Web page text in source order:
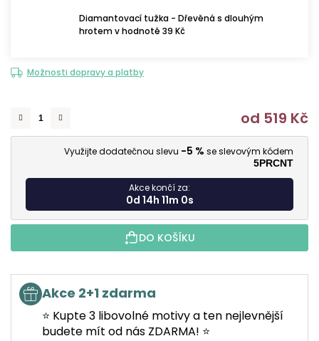
Diamantovací tužka - Dřevěná s dlouhým
hrotem v hodnotě 39 Kč
Možnosti dopravy a platby
od 519 Kč
Využijte dodatečnou slevu -5 % se slevovým kódem
5PRCNT
Akce končí za:
0d 14h 10m 58s
DO KOŠÍKU
Akce 2+1 zdarma
⭐ Kupte 3 libovolné motivy a ten nejlevnější
budete mít od nás ZDARMA! ⭐